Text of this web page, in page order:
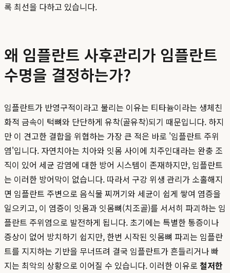
록 최선을 다하고 있습니다.
왜 임플란트 사후관리가 임플란트
수명을 결정하는가?
임플란트가 반영구적이라고 불리는 이유는 티타늄이라는 생체친
화적 금속이 턱뼈와 단단하게 유착(골유착)되기 때문입니다. 하지
만 이 견고한 결합을 위협하는 가장 큰 적은 바로 '임플란트 주위
염'입니다. 자연치아는 치아와 잇몸 사이에 치주인대라는 완충 조
직이 있어 세균 감염에 대한 방어 시스템이 존재하지만, 임플란트
는 이러한 방어막이 없습니다. 따라서 구강 위생 관리가 소홀해지
면 임플란트 주변으로 음식물 찌꺼기와 세균이 쉽게 쌓여 염증을
일으키고, 이 염증이 잇몸과 잇몸뼈(치조골)를 서서히 파괴하는 임
플란트 주위염으로 발전하게 됩니다. 초기에는 특별한 통증이나
증상이 없어 방치하기 쉽지만, 한번 시작된 잇몸뼈 파괴는 임플란
트를 지지하는 기반을 무너뜨려 결국 임플란트가 흔들리거나 빠
지는 최악의 상황으로 이어질 수 있습니다. 이러한 이유로 철저한